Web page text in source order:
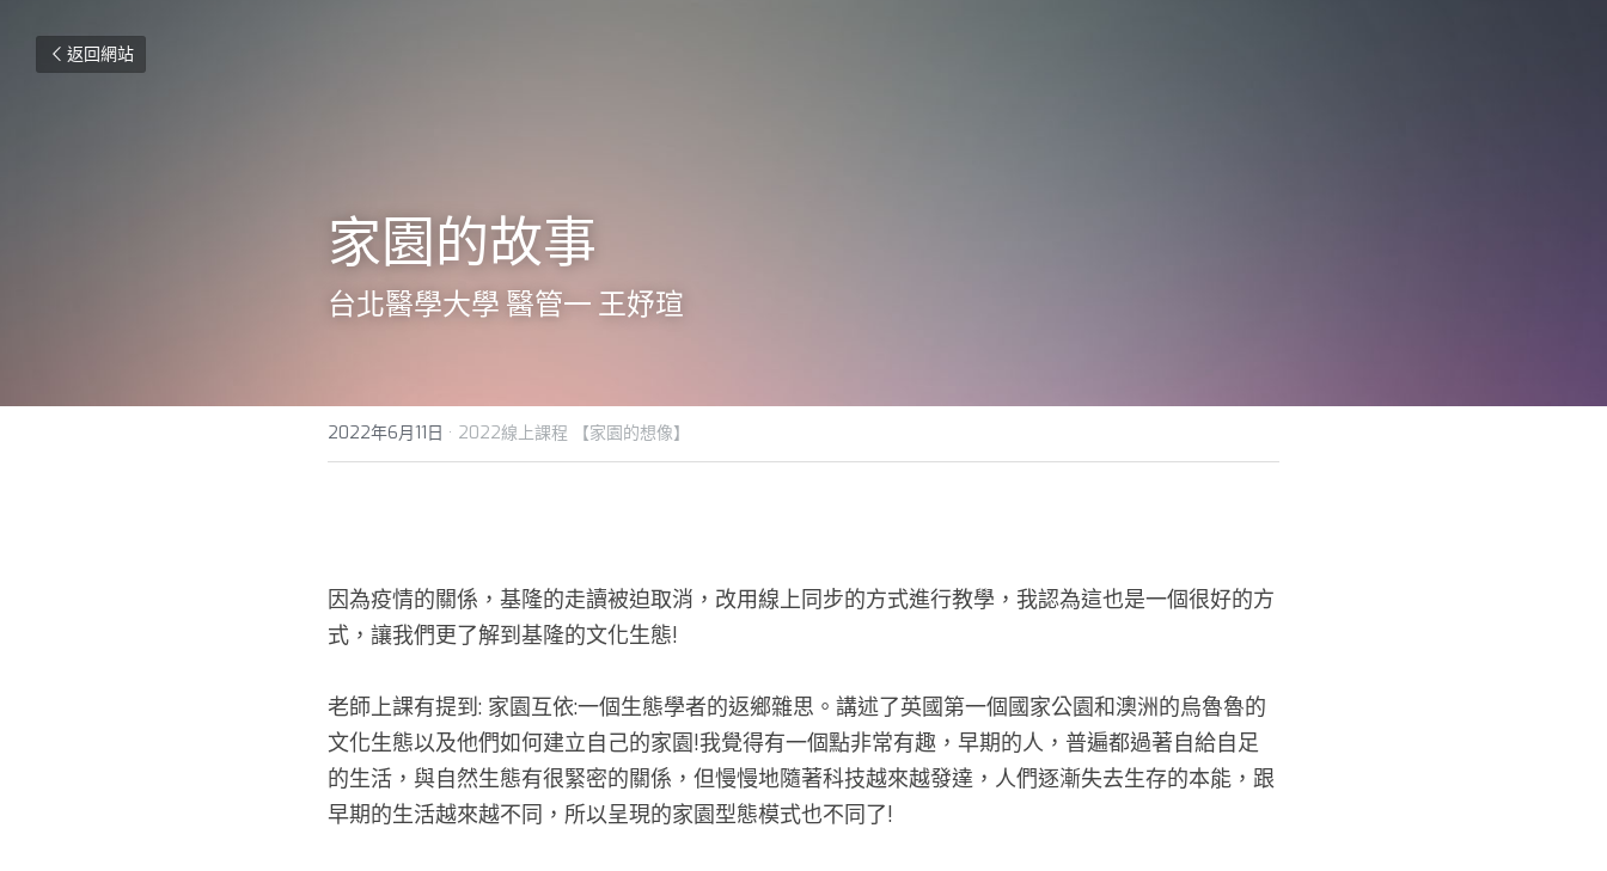
返回網站
家園的故事
台北醫學大學 醫管一 王妤瑄
2022年6月11日 · 2022線上課程 【家園的想像】
因為疫情的關係，基隆的走讀被迫取消，改用線上同步的方式進行教學，我認為這也是一個很好的方
式，讓我們更了解到基隆的文化生態!
老師上課有提到: 家園互依:一個生態學者的返鄉雜思。講述了英國第一個國家公園和澳洲的烏魯魯的
文化生態以及他們如何建立自己的家園!我覺得有一個點非常有趣，早期的人，普遍都過著自給自足
的生活，與自然生態有很緊密的關係，但慢慢地隨著科技越來越發達，人們逐漸失去生存的本能，跟
早期的生活越來越不同，所以呈現的家園型態模式也不同了!